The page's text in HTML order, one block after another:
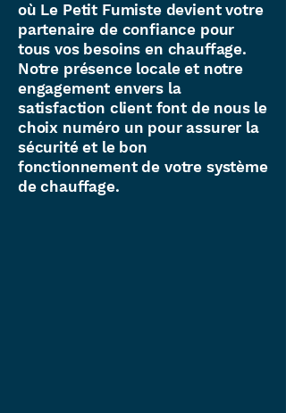
où Le Petit Fumiste devient votre
partenaire de confiance pour
tous vos besoins en chauffage.
Notre présence locale et notre
engagement envers la
satisfaction client font de nous le
choix numéro un pour assurer la
sécurité et le bon
fonctionnement de votre système
de chauffage.